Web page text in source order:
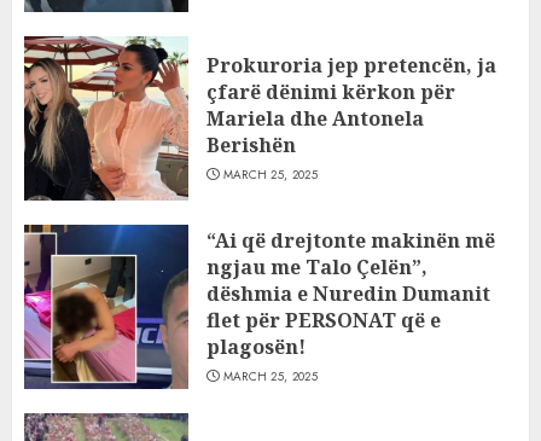
Prokuroria jep pretencën, ja
çfarë dënimi kërkon për
Mariela dhe Antonela
Berishën
MARCH 25, 2025
“Ai që drejtonte makinën më
ngjau me Talo Çelën”,
dëshmia e Nuredin Dumanit
flet për PERSONAT që e
plagosën!
MARCH 25, 2025